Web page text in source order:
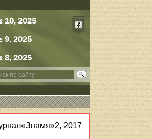
10, 2025
9, 2025
8, 2025
2017